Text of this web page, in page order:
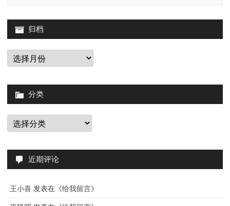
新
版
归档
归
档
分类
分
类
近期评论
王小喜 发表在《给我留言》